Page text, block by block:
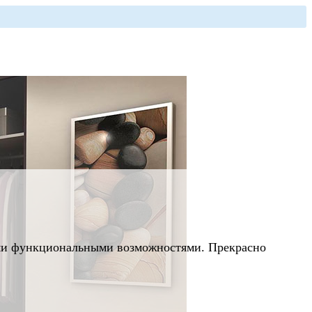
функциональными возможностями. Прекрасно